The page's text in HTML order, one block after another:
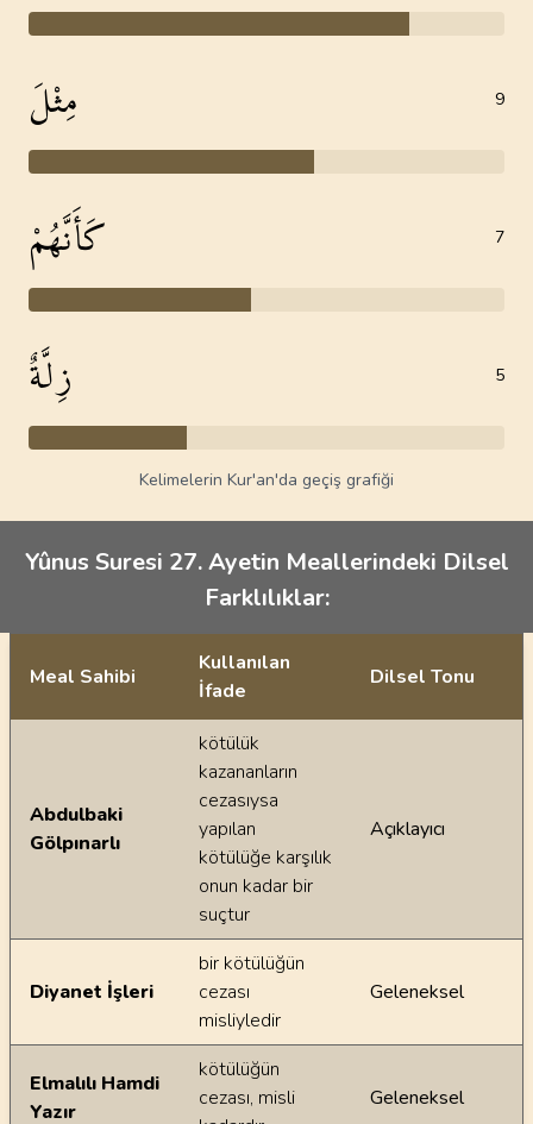
مِثْلَ 9
كَأَنَّهُمْ 7
زِلَّةٌ 5
Kelimelerin Kur'an'da geçiş grafiği
Yûnus Suresi 27. Ayetin Meallerindeki Dilsel
Farklılıklar:
Ayetin meallerindeki dilsel farklılıklar
Meal Sahibi
Kullanılan
İfade
Dilsel Tonu
Abdulbaki
Gölpınarlı
kötülük
kazananların
cezasıysa
yapılan
kötülüğe karşılık
onun kadar bir
suçtur
Açıklayıcı
Diyanet İşleri
bir kötülüğün
cezası
misliyledir
Geleneksel
Elmalılı Hamdi
Yazır
kötülüğün
cezası, misli
Geleneksel